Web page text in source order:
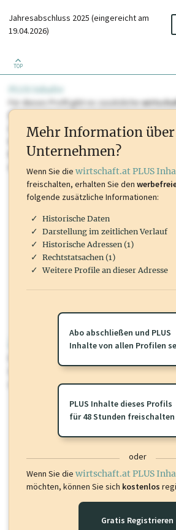
Jahresabschluss 2025 (eingereicht am
19.04.2026)
TOP
PLUS Inhalte
Für dieses Profil gibt es zusätzliche
Sie momentan nicht einsehen können.
oder loggen Sie sich ein um diese Inhalte zu
Marken, Patente, Rechtstatsachen, OTS-
mehr.
wirtschaft.at PLUS
Sie momentan nicht einsehen können.
oder loggen Sie sich ein um diese Inhalte zu
Mehr Information über
Unternehmen?
Wenn Sie die wirtschaft.at PLUS
freischalten, erhalten Sie den
folgende zusätzliche Informationen:
Historische Daten
Darstellung im zeitlichen Verlauf
Historische Adressen (1)
Rechtstatsachen (1)
Weitere Profile an dieser Adresse
Abo abschließen und PLUS
Inhalte von allen Profilen
PLUS Inhalte dieses Profils
für 48 Stunden freischalten
oder
Wenn Sie die wirtschaft.at PLUS
möchten, können Sie sich kostenlos
Gratis Registrieren